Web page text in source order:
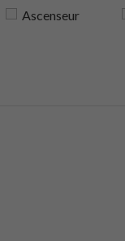
Ascenseur